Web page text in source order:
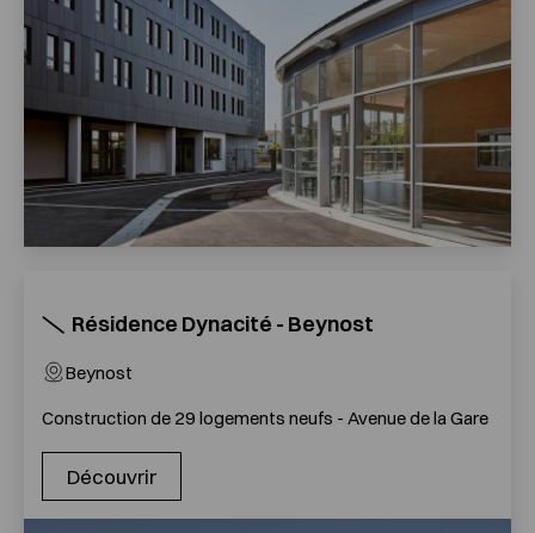
Résidence Dynacité - Beynost
Beynost
Construction de 29 logements neufs - Avenue de la Gare
Découvrir